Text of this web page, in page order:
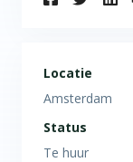
Locatie
Amsterdam
Status
Te huur